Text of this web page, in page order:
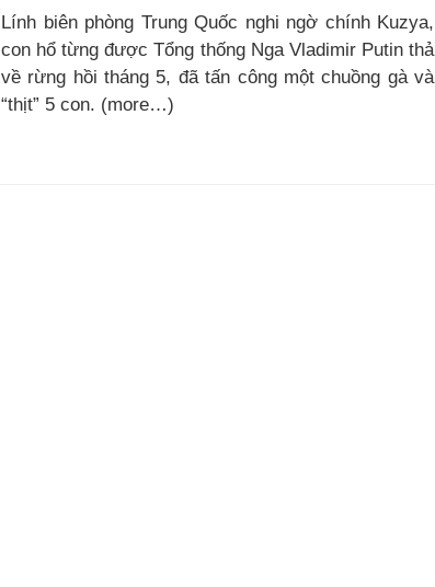
Lính biên phòng Trung Quốc nghi ngờ chính Kuzya,
con hổ từng được Tổng thống Nga Vladimir Putin thả
về rừng hồi tháng 5, đã tấn công một chuồng gà và
“thịt” 5 con. (more…)